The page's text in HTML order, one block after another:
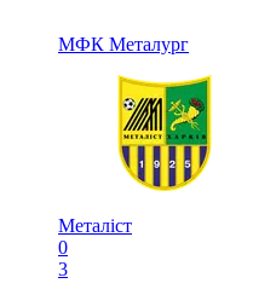
МФК Металург
Металіст
0
3